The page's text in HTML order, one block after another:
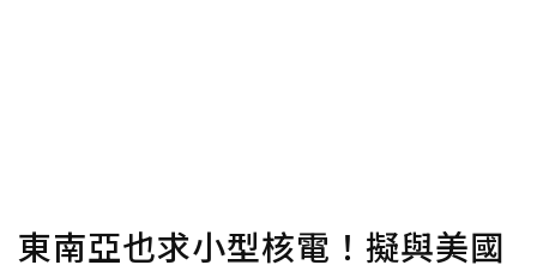
東南亞也求小型核電！擬與美國